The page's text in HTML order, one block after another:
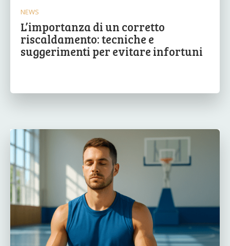
NEWS
L’importanza di un corretto
riscaldamento: tecniche e
suggerimenti per evitare infortuni